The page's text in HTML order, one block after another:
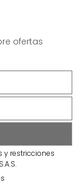
ofertas
y restricciones